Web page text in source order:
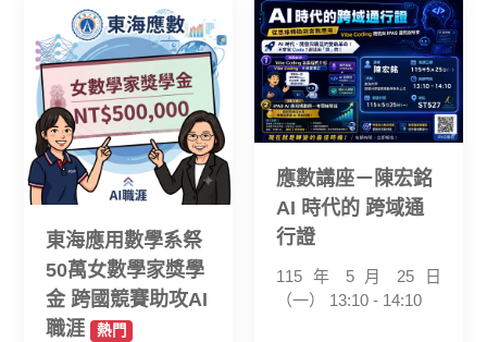
東海應用數學系祭
50萬女數學家獎學
金 跨國競賽助攻AI
職涯 熱門
應數講座－陳宏銘
AI 時代的 跨域通
行證
115 年 5 月 25 日
（一） 13:10 - 14:10